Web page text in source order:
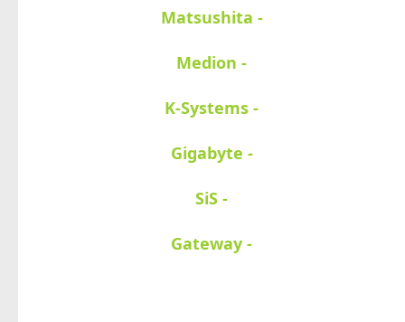
- Matsushita
- Medion
- K-Systems
- Gigabyte
- SiS
- Gateway